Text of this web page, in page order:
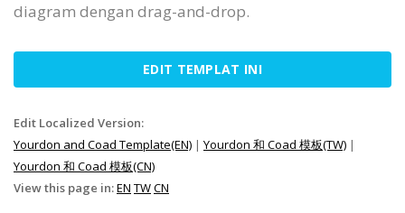
diagram dengan drag-and-drop.
EDIT TEMPLAT INI
Edit Localized Version:
Yourdon and Coad Template(EN) | Yourdon 和 Coad 模板(TW) |
Yourdon 和 Coad 模板(CN)
View this page in:EN TWCN